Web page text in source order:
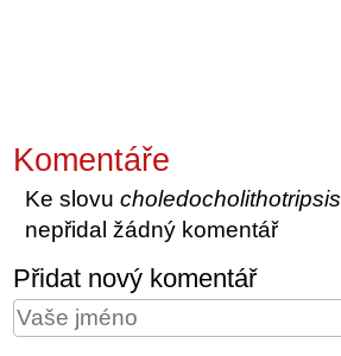
Komentáře
Ke slovucholedocholithotripsis
nepřidal žádný komentář
Přidat nový komentář